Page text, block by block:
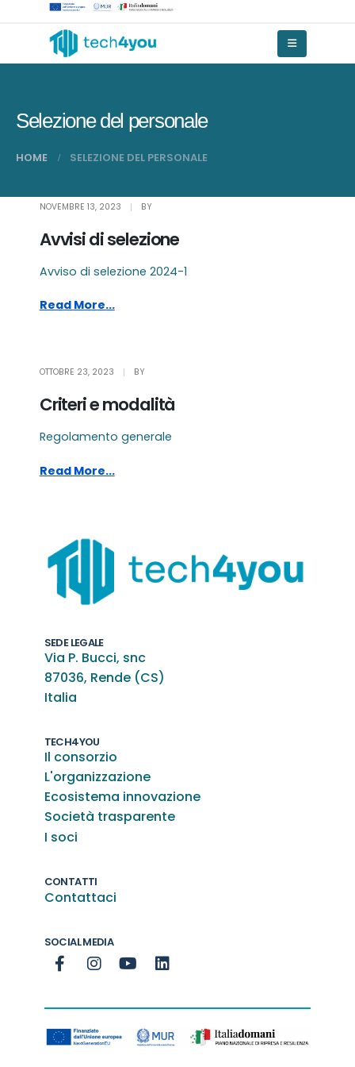
Selezione del personale
HOME SELEZIONE DEL PERSONALE
NOVEMBRE 13, 2023 BY
Avvisi di selezione
Avviso di selezione 2024-1
Read More...
OTTOBRE 23, 2023 BY
Criteri e modalità
Regolamento generale
Read More...
SEDE LEGALE
Via P. Bucci, snc
87036, Rende (CS)
Italia
TECH4YOU
Il consorzio
L'organizzazione
Ecosistema innovazione
Società trasparente
I soci
CONTATTI
Contattaci
SOCIAL MEDIA